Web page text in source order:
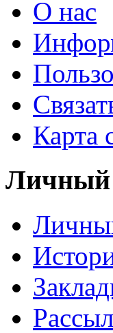
О нас
Карта
Личный